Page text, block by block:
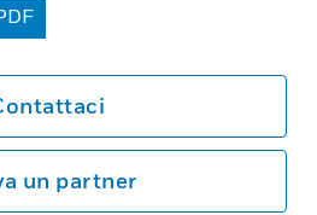
un partner